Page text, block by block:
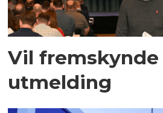
Vil
utmelding